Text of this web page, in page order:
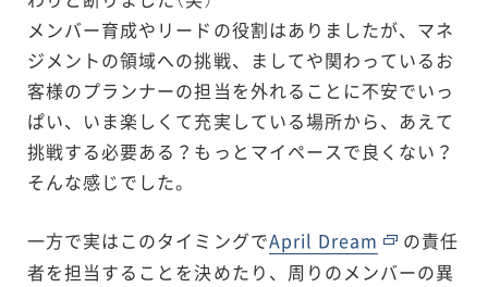
メンバー育成やリードの役割はありましたが、マネ
ジメントの領域への挑戦、ましてや関わっているお
客様のプランナーの担当を外れることに不安でいっ
ぱい、いま楽しくて充実している場所から、あえて
挑戦する必要ある？もっとマイペースで良くない？
そんな感じでした。
一方で実はこのタイミングでApril Dream
の責任
者を担当することを決めたり、周りのメンバーの異